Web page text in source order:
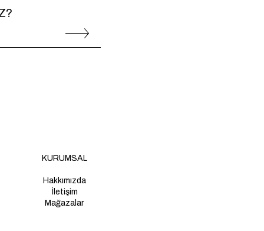
KURUMSAL
Hakkımızda
İletişim
Mağazalar